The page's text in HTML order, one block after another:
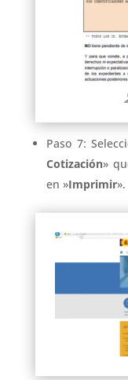
Paso 7:
Cotización»
en »Imprimir».